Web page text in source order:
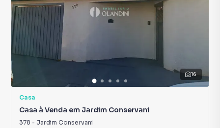
16
Casa
Casa à Venda em Jardim Conservani
378 - Jardim Conservani